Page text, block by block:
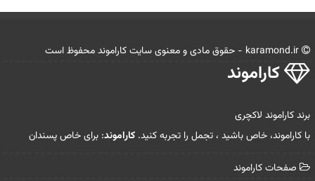
كاراموند
برند کاراموند لاکچری
با کاراموند، خاص باشید ، تجمل را تجربه کنید. کاراموند: برای خاص پسندان
صفحات كاراموند